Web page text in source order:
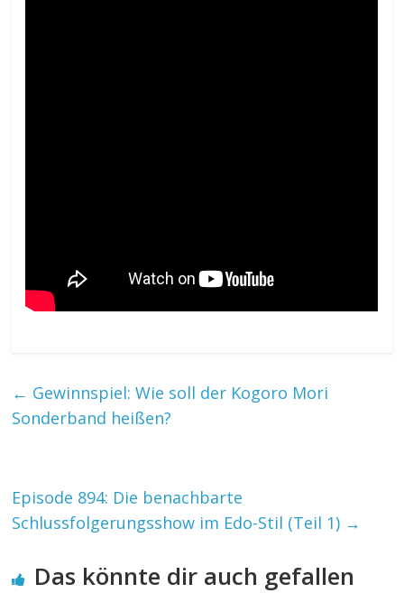
← Gewinnspiel: Wie soll der Kogoro Mori
Sonderband heißen?
Episode 894: Die benachbarte
Schlussfolgerungsshow im Edo-Stil (Teil 1) →
Das könnte dir auch gefallen